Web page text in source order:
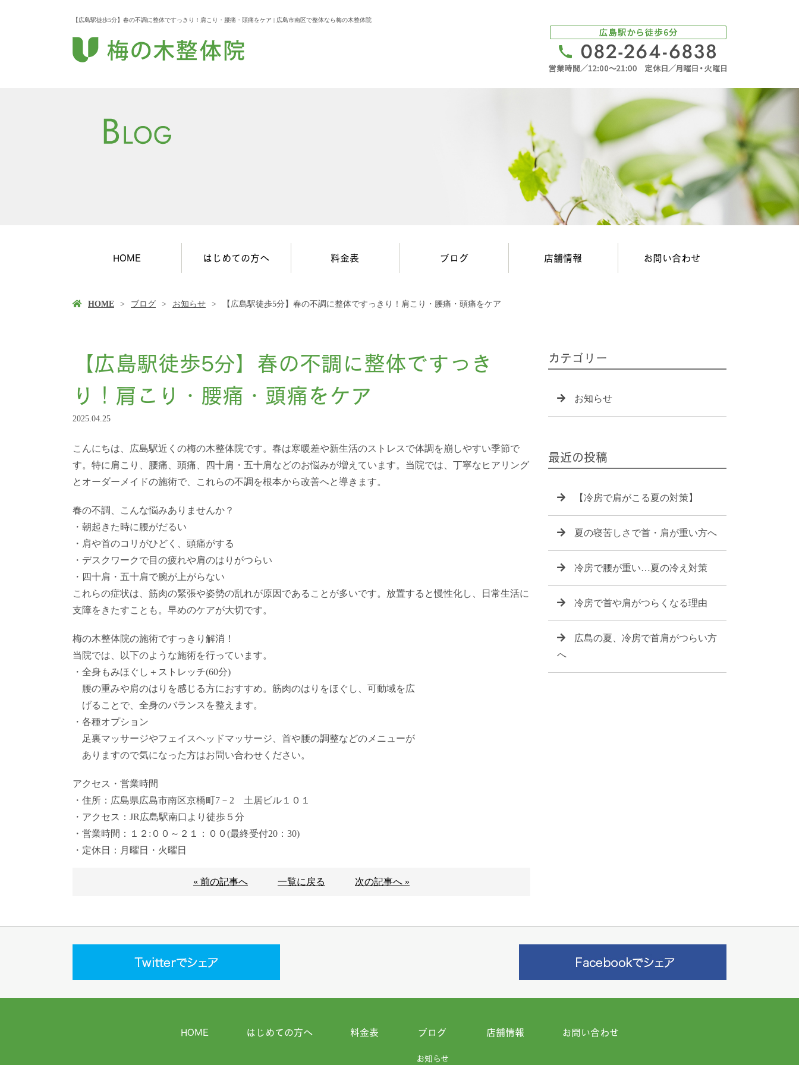
【広島駅徒歩5分】春の不調に整体ですっきり！肩こり・腰痛・頭痛をケア | 広島市南区で整体なら梅の木整体院
HOME はじめての方へ 料金表 ブログ 店舗情報 お問い合わせ
HOME ブログ お知らせ 【広島駅徒歩5分】春の不調に整体ですっきり！肩こり・腰痛・頭痛をケア
【広島駅徒歩5分】春の不調に整体ですっき
り！肩こり・腰痛・頭痛をケア
2025.04.25
こんにちは、広島駅近くの梅の木整体院です。春は寒暖差や新生活のストレスで体調を崩しやすい季節で
す。特に肩こり、腰痛、頭痛、四十肩・五十肩などのお悩みが増えています。当院では、丁寧なヒアリング
とオーダーメイドの施術で、これらの不調を根本から改善へと導きます。
春の不調、こんな悩みありませんか？
・朝起きた時に腰がだるい
・肩や首のコリがひどく、頭痛がする
・デスクワークで目の疲れや肩のはりがつらい
・四十肩・五十肩で腕が上がらない
これらの症状は、筋肉の緊張や姿勢の乱れが原因であることが多いです。放置すると慢性化し、日常生活に
支障をきたすことも。早めのケアが大切です。
梅の木整体院の施術ですっきり解消！
当院では、以下のような施術を行っています。
・全身もみほぐし＋ストレッチ(60分)
腰の重みや肩のはりを感じる方におすすめ。筋肉のはりをほぐし、可動域を広
げることで、全身のバランスを整えます。
・各種オプション
足裏マッサージやフェイスヘッドマッサージ、首や腰の調整などのメニューが
ありますので気になった方はお問い合わせください。
アクセス・営業時間
・住所：広島県広島市南区京橋町7－2 土居ビル１０１
・アクセス：JR広島駅南口より徒歩５分
・営業時間：１２:００～２１：００(最終受付20：30)
・定休日：月曜日・火曜日
« 前の記事へ 一覧に戻る 次の記事へ »
カテゴリー
お知らせ
最近の投稿
【冷房で肩がこる夏の対策】
夏の寝苦しさで首・肩が重い方へ
冷房で腰が重い…夏の冷え対策
冷房で首や肩がつらくなる理由
広島の夏、冷房で首肩がつらい方
へ
HOME はじめての方へ 料金表 ブログ
お知らせ
店舗情報 お問い合わせ